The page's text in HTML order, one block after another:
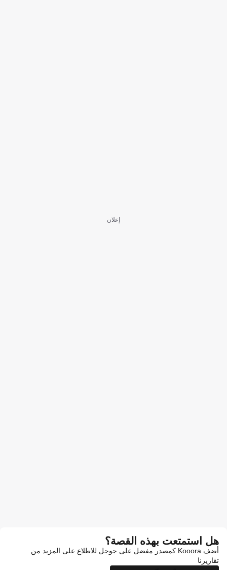
إعلان
هل استمتعت بهذه القصة؟
أضف Kooora كمصدر مفضل على جوجل للاطلاع على المزيد من
تقاريرنا